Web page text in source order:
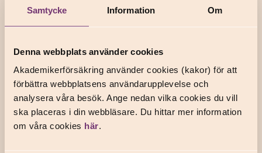
Samtycke Information Om
Denna webbplats använder cookies
Akademikerförsäkring använder cookies (kakor) för att
förbättra webbplatsens användarupplevelse och
analysera våra besök. Ange nedan vilka cookies du vill
ska placeras i din webbläsare. Du hittar mer information
om våra cookies här.
Vad kostar en studenthemförsäkring?
Du köper din studenthemförsäkring direkt hos någon av våra
exempel hur stort ditt boende är, vad som ingår i försäkringen
och vilkensjälvriskdu har. Gå därför vidare till våra
partnerwebbar för att räkna ut ditt pris.
Läs mer